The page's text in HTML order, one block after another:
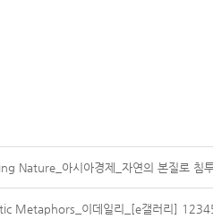
Nature_아시아경제_자연의 본질로 침투
Metaphors_이데일리_[e갤러리]